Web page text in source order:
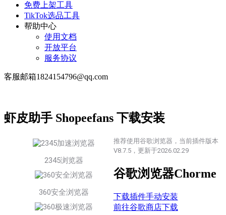
免费上架工具
TikTok选品工具
帮助中心
使用文档
开放平台
服务协议
客服邮箱1824154796@qq.com
虾皮助手 Shopeefans 下载安装
2345浏览器
360安全浏览器
推荐使用谷歌浏览器，当前插件版本
V8.7.5，更新于2026.02.29
谷歌浏览器Chorme
下载插件手动安装
前往谷歌商店下载